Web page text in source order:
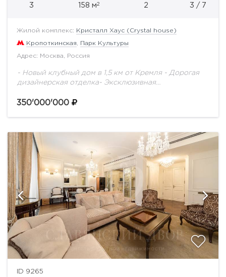
3 158 м2 2 3 / 7
Жилой комплекс: Кристалл Хаус (Crystal house)
Кропоткинская, Парк Культуры
Адрес: Москва, Россия
- Новый клубный дом в 1,5 км от Кремля - Дорогая
дизайнерская отделка- Эксклюзивная
расположена на третьем этаже клубного дома
350'000'000
ID 9265